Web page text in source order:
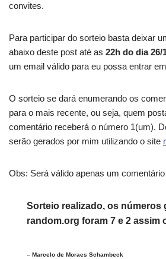
convites.
Para participar do sorteio basta deixar
abaixo deste post até as 22h do dia 26/
um email válido para eu possa entrar
O sorteio se dará enumerando os
para o mais recente, ou seja, quem
comentário receberá o número 1(um).
serão gerados por mim utilizando o site
Obs: Será válido apenas um
Sorteio realizado, os números
random.org foram 7 e 2 assim
– Marcelo de Moraes Schambeck